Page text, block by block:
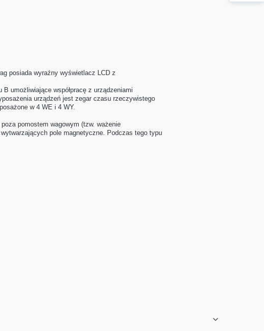
posiada wyraźny wyświetlacz LCD z
umożliwiające współpracę z urządzeniami
urządzeń jest zegar czasu rzeczywistego
w 4 WE i 4 WY.
pomostem wagowym (tzw. ważenie
pole magnetyczne. Podczas tego typu